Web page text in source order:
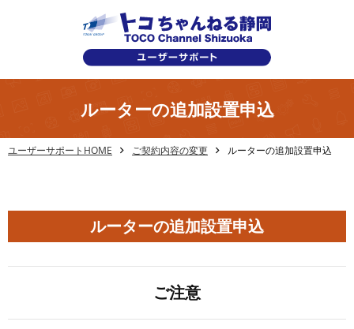
ルーターの追加設置申込
ユーザーサポートHOME ご契約内容の変更 ルーターの追加設置申込
ルーターの追加設置申込
ご注意